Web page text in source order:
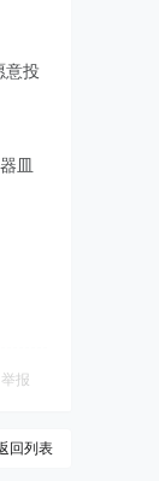
意投
皿
举报
回列表